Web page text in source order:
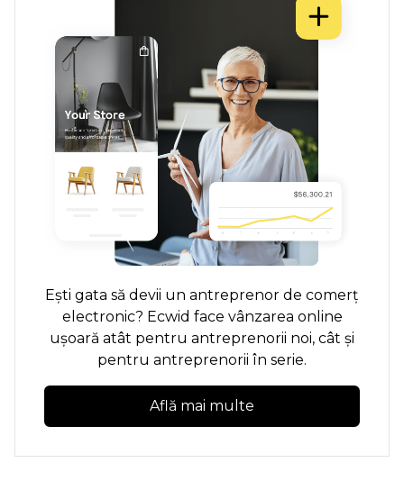
Ești gata să devii un antreprenor de comerț
electronic? Ecwid face vânzarea online
ușoară atât pentru antreprenorii noi, cât și
pentru antreprenorii în serie.
Află mai multe